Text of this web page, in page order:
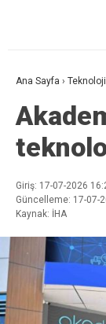
Ana Sayfa ›
Giriş: 17-07-2026
Güncelleme: 17-07-
Kaynak: İHA